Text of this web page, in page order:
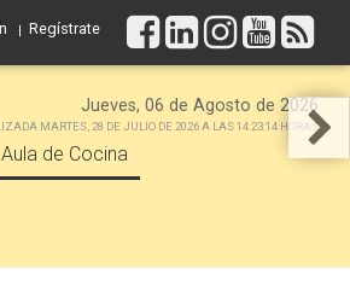
Regístrate
Jueves, 06 de Agosto de 2026
MARTES, 28 DE JULIO DE 2026 A LAS 14:23:14 HORAS
Aula de Cocina